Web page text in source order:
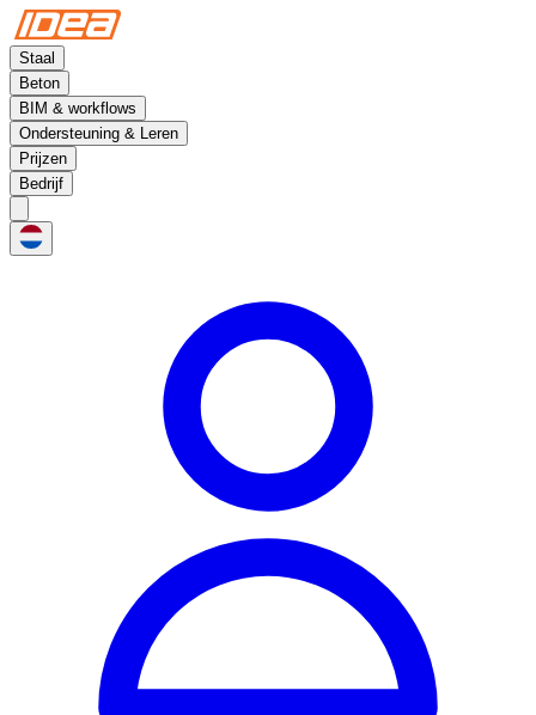
Staal
Beton
BIM & workflows
Ondersteuning & Leren
Prijzen
Bedrijf